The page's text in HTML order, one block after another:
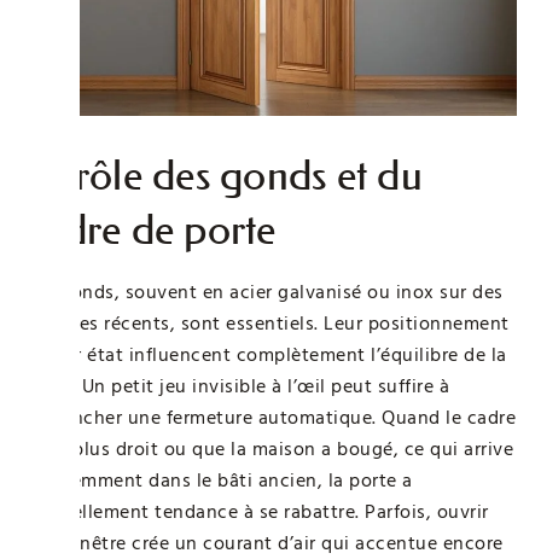
Le rôle des gonds et du
cadre de porte
Les gonds, souvent en acier galvanisé ou inox sur des
modèles récents, sont essentiels. Leur positionnement
et leur état influencent complètement l’équilibre de la
porte. Un petit jeu invisible à l’œil peut suffire à
déclencher une fermeture automatique. Quand le cadre
n’est plus droit ou que la maison a bougé, ce qui arrive
fréquemment dans le bâti ancien, la porte a
naturellement tendance à se rabattre. Parfois, ouvrir
une fenêtre crée un courant d’air qui accentue encore